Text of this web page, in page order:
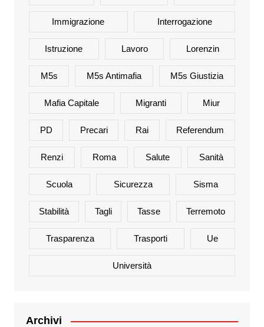
Immigrazione Interrogazione
Istruzione Lavoro Lorenzin
M5s M5s Antimafia M5s Giustizia
Mafia Capitale Migranti Miur
PD Precari Rai Referendum
Renzi Roma Salute Sanità
Scuola Sicurezza Sisma
Stabilità Tagli Tasse Terremoto
Trasparenza Trasporti Ue
Università
Archivi